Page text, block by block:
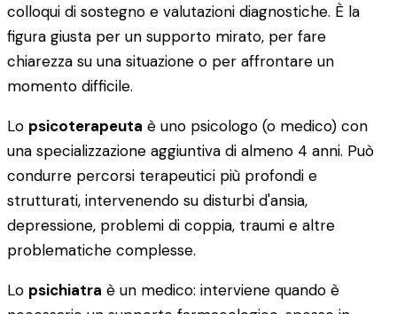
colloqui di sostegno e valutazioni diagnostiche. È la
figura giusta per un supporto mirato, per fare
chiarezza su una situazione o per affrontare un
momento difficile.
Lo psicoterapeuta è uno psicologo (o medico) con
una specializzazione aggiuntiva di almeno 4 anni. Può
condurre percorsi terapeutici più profondi e
strutturati, intervenendo su disturbi d'ansia,
depressione, problemi di coppia, traumi e altre
problematiche complesse.
Lo psichiatra è un medico: interviene quando è